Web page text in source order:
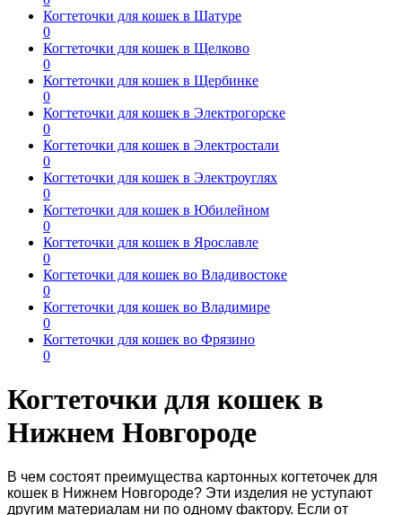
Когтеточки для кошек в Шатуре
0
Когтеточки для кошек в Щелково
0
Когтеточки для кошек в Щербинке
0
Когтеточки для кошек в Электрогорске
0
Когтеточки для кошек в Электростали
0
Когтеточки для кошек в Электроуглях
0
Когтеточки для кошек в Юбилейном
0
Когтеточки для кошек в Ярославле
0
Когтеточки для кошек во Владивостоке
0
Когтеточки для кошек во Владимире
0
Когтеточки для кошек во Фрязино
0
Когтеточки для кошек в
Нижнем Новгороде
В чем состоят преимущества картонных когтеточек для
кошек в Нижнем Новгороде? Эти изделия не уступают
другим материалам ни по одному фактору. Если от